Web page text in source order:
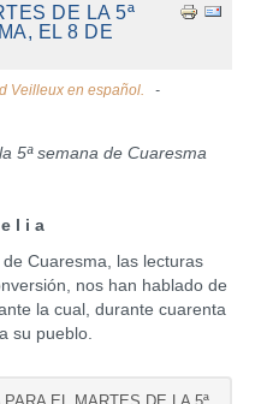
DE LA 5ª
EL 8 DE
Veilleux en español.
5ª semana de Cuaresma
e l i a
Cuaresma, las lecturas
nos han hablado de
la cual, durante cuarenta
su pueblo.